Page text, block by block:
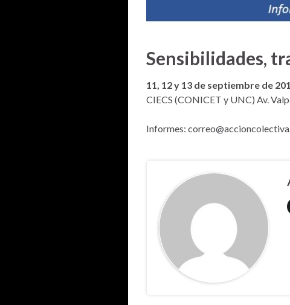
Sensibilidades,
11, 12 y 13 de septiembre de
CIECS (CONICET y UNC) Av.
Informes: